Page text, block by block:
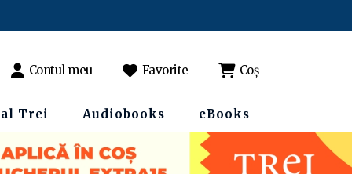
Contul meu Favorite Coș
Trei Audiobooks eBooks